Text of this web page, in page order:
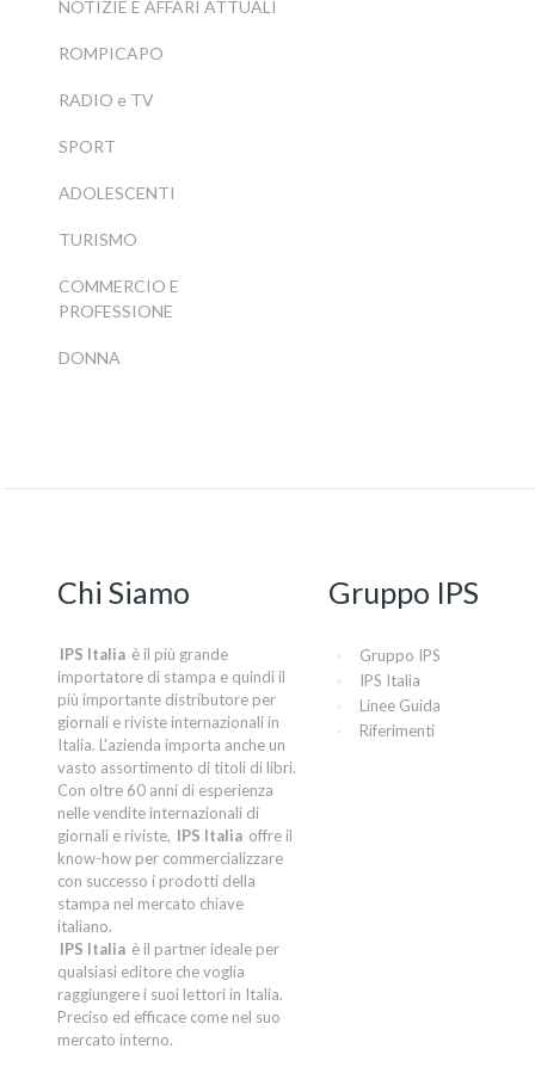
NOTIZIE E AFFARI ATTUALI
ROMPICAPO
RADIO e TV
SPORT
ADOLESCENTI
TURISMO
COMMERCIO E
PROFESSIONE
DONNA
Chi Siamo
IPS Italia è il più grande
importatore di stampa e quindi il
più importante distributore per
giornali e riviste internazionali in
Italia. L'azienda importa anche un
vasto assortimento di titoli di libri.
Con oltre 60 anni di esperienza
nelle vendite internazionali di
giornali e riviste, IPS Italia offre il
know-how per commercializzare
con successo i prodotti della
stampa nel mercato chiave
italiano.
IPS Italia è il partner ideale per
qualsiasi editore che voglia
raggiungere i suoi lettori in Italia.
Preciso ed efficace come nel suo
mercato interno.
Gruppo IPS
Gruppo IPS
IPS Italia
Linee Guida
Riferimenti